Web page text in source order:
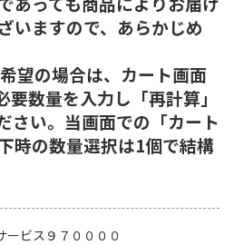
いますので、あらかじめ
望の場合は、カート画面
数量を入力し「再計算」
さい。当画面での「カート
時の数量選択は1個で結構
ービス９７００００